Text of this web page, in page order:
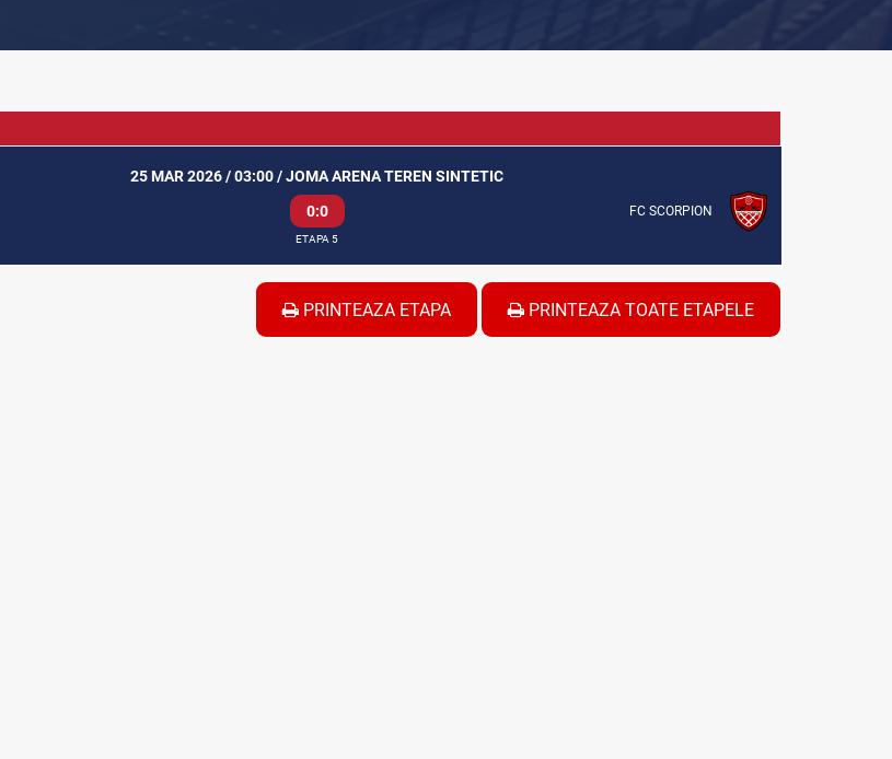
25 MAR 2026 / 03:00 / JOMA ARENA TEREN SINTETIC
0:0 FC SCORPION
ETAPA 5
PRINTEAZA ETAPA PRINTEAZA TOATE ETAPELE